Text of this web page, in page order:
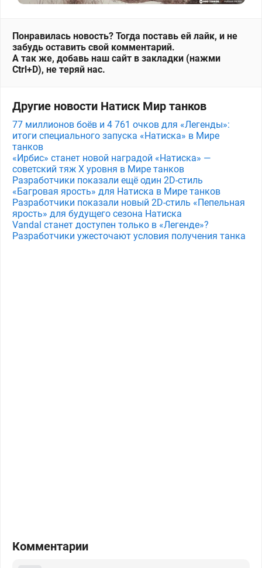
Понравилась новость? Тогда поставь ей лайк, и не
забудь оставить свой комментарий.
А так же, добавь наш сайт в закладки (нажми
Ctrl+D), не теряй нас.
Другие новости Натиск Мир танков
77 миллионов боёв и 4 761 очков для «Легенды»:
итоги специального запуска «Натиска» в Мире
танков
«Ирбис» станет новой наградой «Натиска» —
советский тяж X уровня в Мире танков
Разработчики показали ещё один 2D-стиль
«Багровая ярость» для Натиска в Мире танков
Разработчики показали новый 2D-стиль «Пепельная
ярость» для будущего сезона Натиска
Vandal станет доступен только в «Легенде»?
Разработчики ужесточают условия получения танка
Комментарии